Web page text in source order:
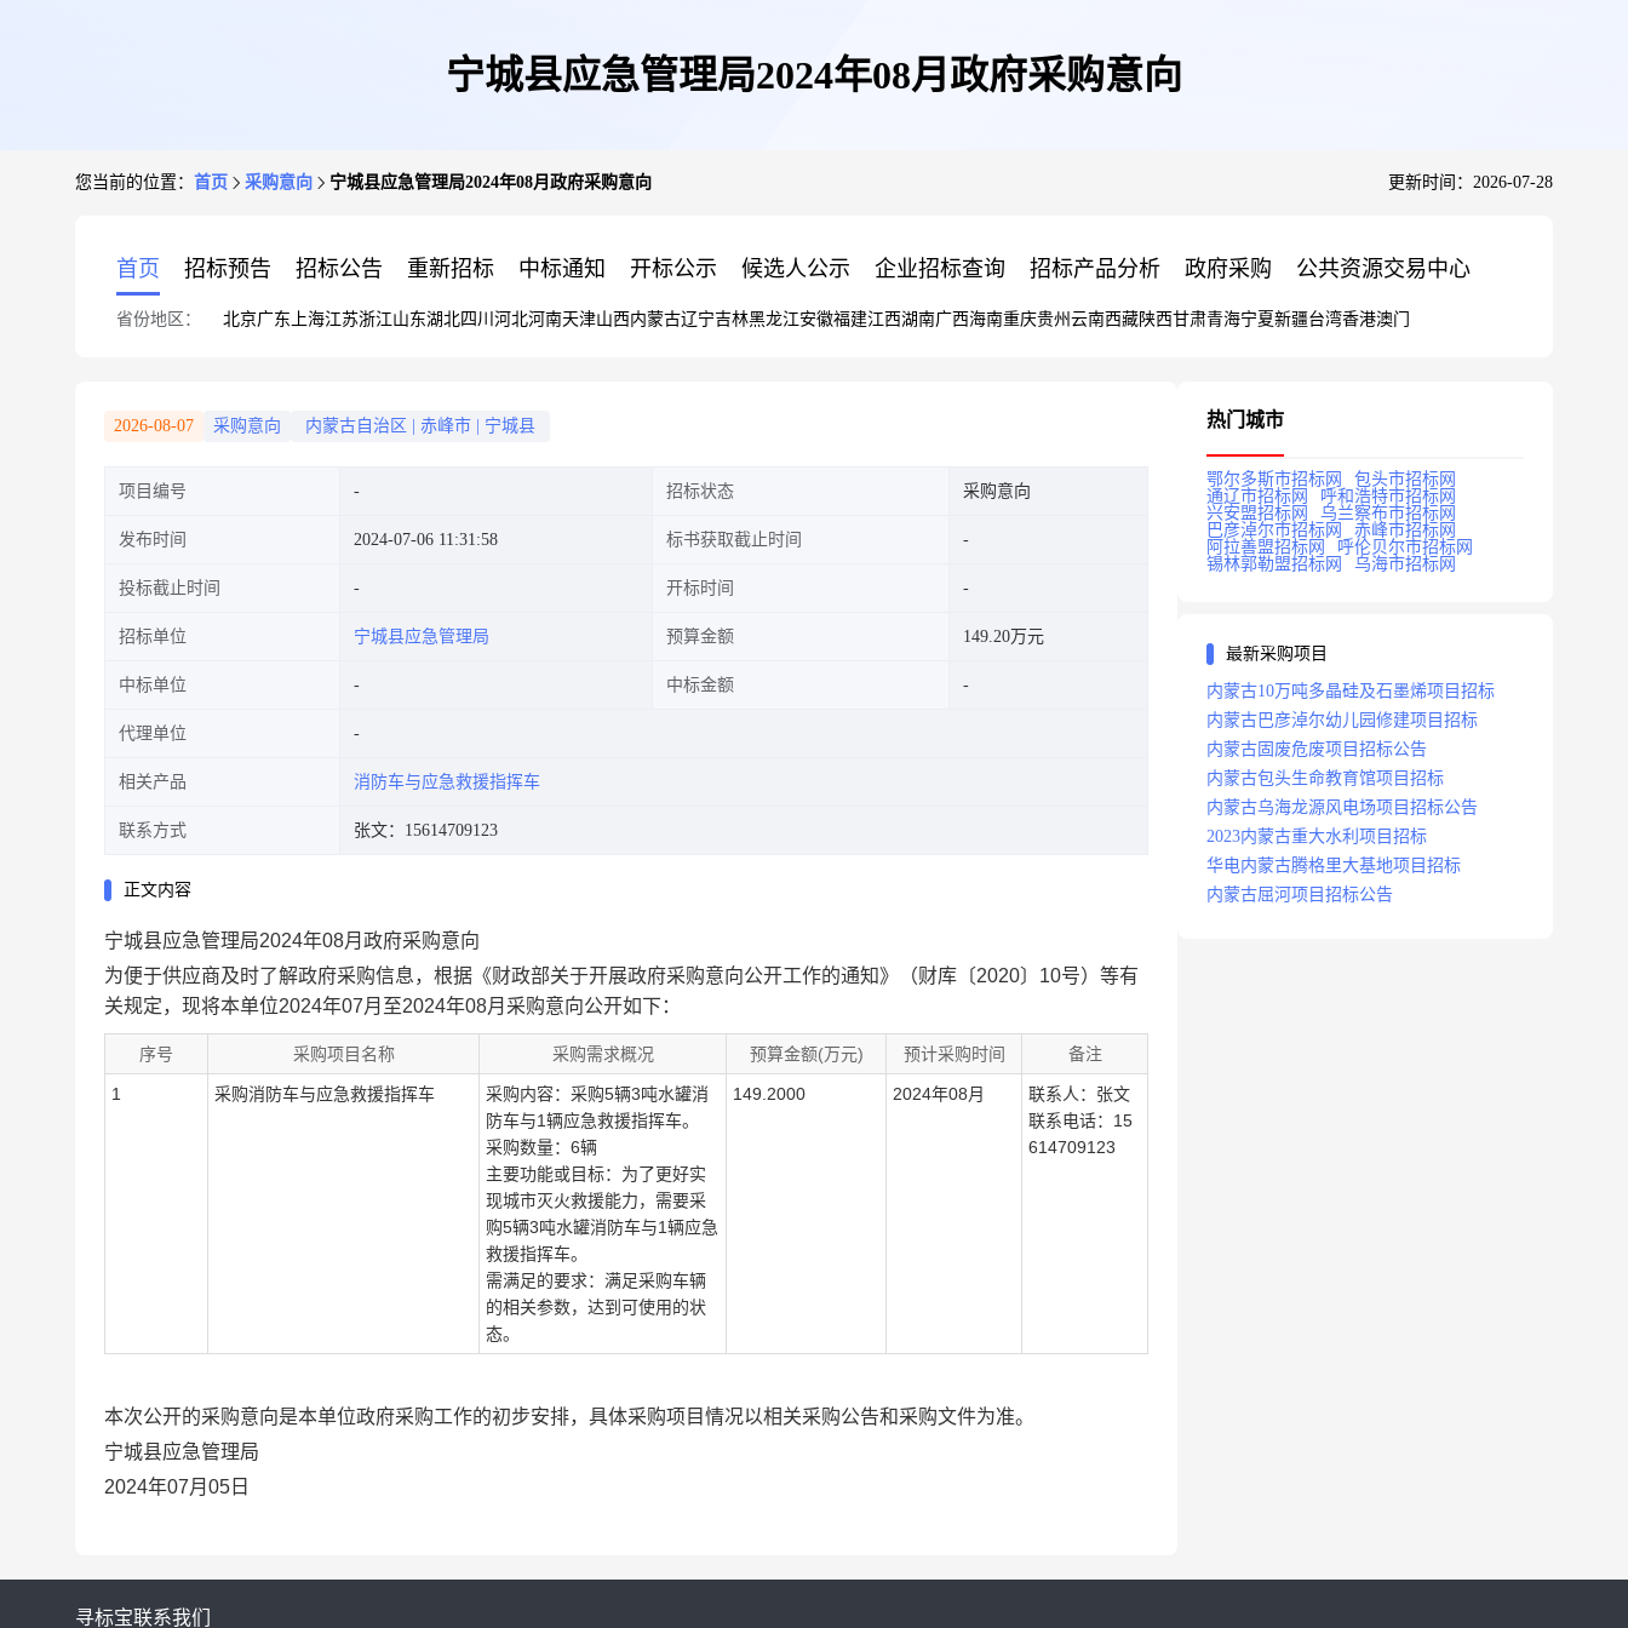
宁城县应急管理局2024年08月政府采购意向
您当前的位置： 首页 采购意向 宁城县应急管理局2024年08月政府采购意向 更新时间：2026-07-28
首页 招标预告 招标公告 重新招标 中标通知 开标公示 候选人公示 企业招标查询 招标产品分析 政府采购 公共资源交易中心
省份地区： 北京广东 上海江苏浙江山东湖北四川 河北河南天津山西内蒙古辽宁吉林黑龙江安徽福建江西湖南广西海南重庆贵州 云南西藏陕西甘肃青海宁夏新疆台湾香港澳门
2026-08-07 采购意向 内蒙古自治区 赤峰市 宁城县
项目编号 招标状态 采购意向
发布时间 2024-07-06 11:31:58 标书获取截止时间
投标截止时间 开标时间
招标单位 宁城县应急管理局 预算金额 149.20万元
中标单位 中标金额
代理单位
相关产品 消防车与应急救援指挥车
联系方式 张文：15614709123
正文内容
宁城县应急管理局2024年08月政府采购意向
为便于供应商及时了解政府采购信息，根据《财政部关于开展政府采购意向公开工作的通知》（财库〔2020〕10号）等有
关规定，现将本单位2024年07月至2024年08月采购意向公开如下：
序号 采购项目名称 采购需求概况 预算金额(万元) 预计采购时间 备注
1 采购消防车与应急救援指挥车
采购内容：采购5辆3吨水罐消
防车与1辆应急救援指挥车。
采购数量：6辆
主要功能或目标：为了更好实
现城市灭火救援能力，需要采
购5辆3吨水罐消防车与1辆应急
救援指挥车。
需满足的要求：满足采购车辆
的相关参数，达到可使用的状
态。
149.2000 2024年08月
联系人：张文
联系电话：15
614709123
本次公开的采购意向是本单位政府采购工作的初步安排，具体采购项目情况以相关采购公告和采购文件为准。
宁城县应急管理局
2024年07月05日
热门城市
鄂尔多斯市招标网
包头市招标网
通辽市招标网
呼和浩特市招标网
兴安盟招标网
乌兰察布市招标网
巴彦淖尔市招标网
赤峰市招标网
阿拉善盟招标网
呼伦贝尔市招标网
锡林郭勒盟招标网
乌海市招标网
最新采购项目
内蒙古10万吨多晶硅及石墨烯项目招标
内蒙古巴彦淖尔幼儿园修建项目招标
内蒙古固废危废项目招标公告
内蒙古包头生命教育馆项目招标
内蒙古乌海龙源风电场项目招标公告
2023内蒙古重大水利项目招标
华电内蒙古腾格里大基地项目招标
内蒙古屈河项目招标公告
寻标宝联系我们